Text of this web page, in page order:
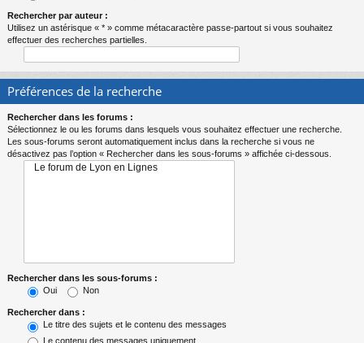
Rechercher par auteur :
Utilisez un astérisque « * » comme métacaractère passe-partout si vous souhaitez
effectuer des recherches partielles.
Préférences de la recherche
Rechercher dans les forums :
Sélectionnez le ou les forums dans lesquels vous souhaitez effectuer une recherche.
Les sous-forums seront automatiquement inclus dans la recherche si vous ne
désactivez pas l’option « Rechercher dans les sous-forums » affichée ci-dessous.
Rechercher dans les sous-forums :
Oui
Non
Rechercher dans :
Le titre des sujets et le contenu des messages
Le contenu des messages uniquement